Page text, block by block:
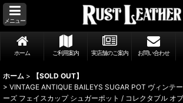
メニュー
ホーム ご利用案内 実店舗のご案内 お問い合わせ
ホーム >
【SOLD OUT】
> VINTAGE ANTIQUE BAILEYS SUGAR POT ヴィンテ
ーズ フェイスカップ シュガーポット / コレクタブル オ